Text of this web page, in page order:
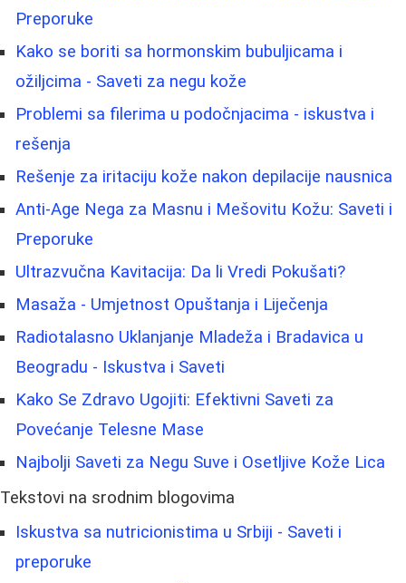
Preporuke
Kako se boriti sa hormonskim bubuljicama i
ožiljcima - Saveti za negu kože
Problemi sa filerima u podočnjacima - iskustva i
rešenja
Rešenje za iritaciju kože nakon depilacije nausnica
Anti-Age Nega za Masnu i Mešovitu Kožu: Saveti i
Preporuke
Ultrazvučna Kavitacija: Da li Vredi Pokušati?
Masaža - Umjetnost Opuštanja i Liječenja
Radiotalasno Uklanjanje Mladeža i Bradavica u
Beogradu - Iskustva i Saveti
Kako Se Zdravo Ugojiti: Efektivni Saveti za
Povećanje Telesne Mase
Najbolji Saveti za Negu Suve i Osetljive Kože Lica
Tekstovi na srodnim blogovima
Iskustva sa nutricionistima u Srbiji - Saveti i
preporuke